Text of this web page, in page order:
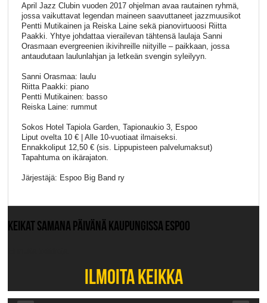
April Jazz Clubin vuoden 2017 ohjelman avaa rautainen ryhmä,
jossa vaikuttavat legendan maineen saavuttaneet jazzmuusikot
Pentti Mutikainen ja Reiska Laine sekä pianovirtuoosi Riitta
Paakki. Yhtye johdattaa vierailevan tähtensä laulaja Sanni
Orasmaan evergreenien ikivihreille niityille – paikkaan, jossa
antaudutaan laulunlahjan ja letkeän svengin syleilyyn.
Sanni Orasmaa: laulu
Riitta Paakki: piano
Pentti Mutikainen: basso
Reiska Laine: rummut
Sokos Hotel Tapiola Garden, Tapionaukio 3, Espoo
Liput ovelta 10 € | Alle 10-vuotiaat ilmaiseksi.
Ennakkoliput 12,50 € (sis. Lippupisteen palvelumaksut)
Tapahtuma on ikärajaton.
Järjestäjä: Espoo Big Band ry
KEIKAT SAMANA PÄIVÄNÄ KAUPUNGISSA ESPOO
ILMOITA KEIKKA